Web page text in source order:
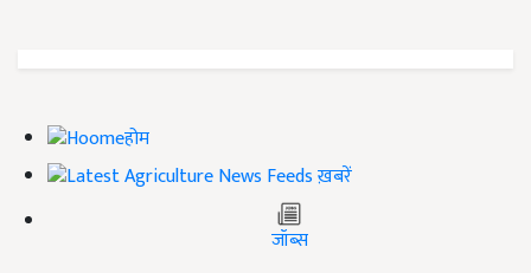
होम
ख़बरें
जॉब्स